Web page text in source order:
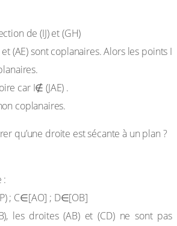
de (IJ) et (GH)
(AE) sont coplanaires. Alors les points I
car I∉ (JAE) .
coplanaires.
qu’une droite est sécante à un plan ?
:
; C∈[AO] ; D∈[OB]
les droites (AB) et (CD) ne sont pas